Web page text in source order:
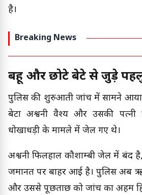
है।
Breaking News
बहू और छोटे बेटे से जुड़े
पुलिस की शुरुआती जांच में सामने आया
बेटा अश्वनी वैश्य और उसकी
धोखाधड़ी के मामले में जेल गए थे।
अश्वनी फिलहाल कौशाम्बी जेल में बंद
जमानत पर बाहर आई है। पुलिस अब
और उससे पूछताछ को जांच का अहम